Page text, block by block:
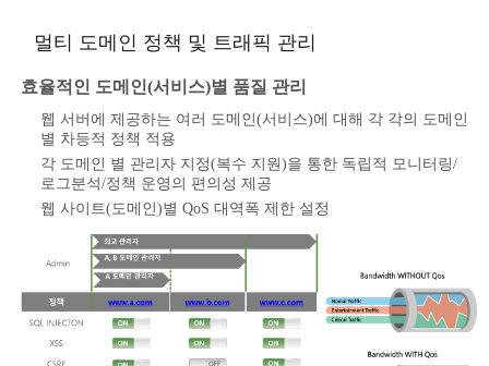
멀티 도메인 정책 및 트래픽 관리
효율적인 도메인(서비스)별 품질 관리
웹 서버에 제공하는 여러 도메인(서비스)에 대해 각 각의 도메인
별 차등적 정책 적용
각 도메인 별 관리자 지정(복수 지원)을 통한 독립적 모니터링/
로그분석/정책 운영의 편의성 제공
웹 사이트(도메인)별 QoS 대역폭 제한 설정